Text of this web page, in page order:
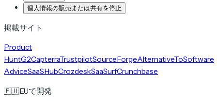
個人情報の販売または共有を停止
掲載サイト
Product
HuntG2CapterraTrustpilotSourceForgeAlternativeToSoftware
AdviceSaaSHubCrozdeskSaaSurfCrunchbase
🇪🇺EUで開発